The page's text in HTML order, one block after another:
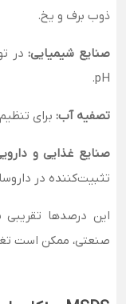
ذوب برف و یخ.
صنایع شیمیایی: در
pH.
تصفیه آب: برای
صنایع غذایی و
تثبیت‌کننده در
این درصدها تقریبی
صنعتی، ممکن است